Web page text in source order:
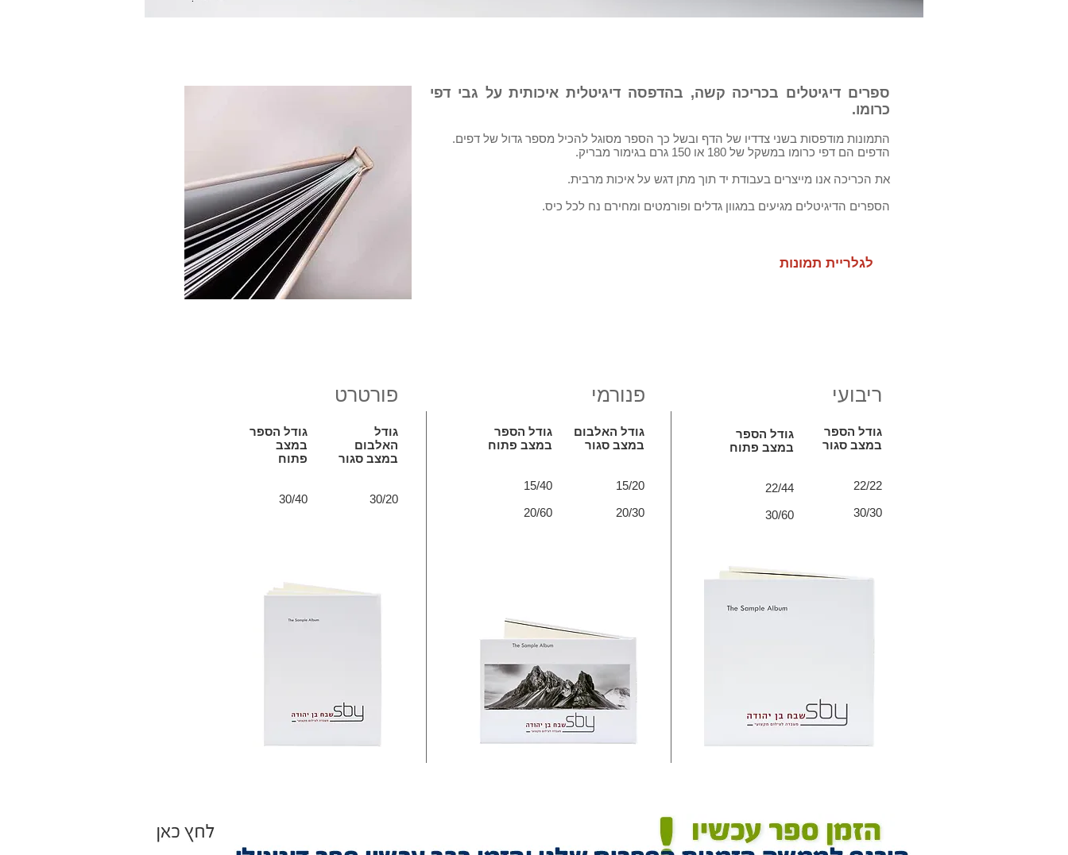
ספרים דיגיטלים בכריכה קשה, בהדפסה דיגיטלית איכותית על גבי דפי
כרומו.
התמונות מודפסות בשני צדדיו של הדף ובשל כך הספר מסוגל להכיל מספר גדול של דפים.
הדפים הם דפי כרומו במשקל של 180 או 150 גרם בגימור מבריק.
את הכריכה אנו מייצרים בעבודת יד תוך מתן דגש על איכות מרבית.
הספרים הדיגיטלים מגיעים במגוון גדלים ופורמטים ומחירם נח לכל כיס.
לגלריית תמונות
פורטרט
גודל הספר
במצב
פתוח
30/40
גודל
האלבום
במצב סגור
30/20
פנורמי
גודל הספר
במצב פתוח
15/40
20/60
גודל האלבום
במצב סגור
15/20
20/30
ריבועי
גודל הספר
במצב פתוח
22/44
30/60
גודל הספר
במצב סגור
22/22
30/30